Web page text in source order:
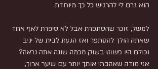
הוא גרם לי להרגיש כל כך מיוחדת.
למשל, זוכר שהסתפרת אבל לא סיפרת לאף אחד
שאתה הולך להסתפר ואז הגעת לבית של יניב
וכולם היו פשוט בשוק מכמה שונה אתה נראה?
אני מודה שאהבתי אותך יותר עם שיער ארוך,